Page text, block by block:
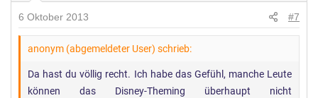
6 Oktober 2013 #7
anonym (abgemeldeter User) schrieb:
Da hast du völlig recht. Ich habe das Gefühl, manche Leute
können das Disney-Theming überhaupt nicht